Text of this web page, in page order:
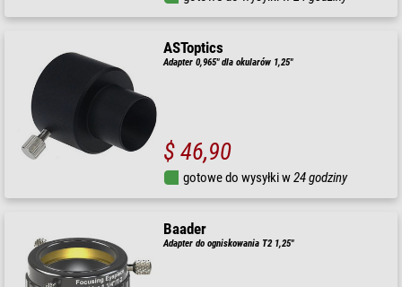
ASToptics
Adapter 0,965" dla okularów 1,25"
$ 46,90
gotowe do wysyłki w24 godziny
Baader
Adapter do ogniskowania T2 1,25"